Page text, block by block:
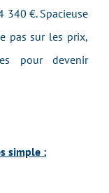
340 €. Spacieuse
pas sur les prix,
pour devenir
simple :